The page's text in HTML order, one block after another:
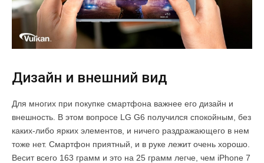
Дизайн и внешний вид
Для многих при покупке смартфона важнее его дизайн и
внешность. В этом вопросе LG G6 получился спокойным, без
каких-либо ярких элементов, и ничего раздражающего в нем
тоже нет. Смартфон приятный, и в руке лежит очень хорошо.
Весит всего 163 грамм и это на 25 грамм легче, чем iPhone 7